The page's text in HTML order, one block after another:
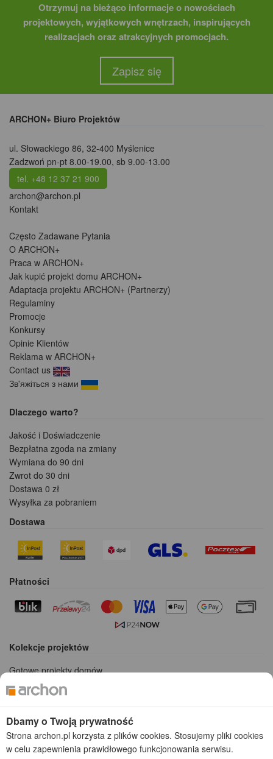
Otrzymuj na bieżąco informacje o nowościach
projektowych, wyjątkowych wnętrzach, inspirujących
realizacjach oraz atrakcyjnych promocjach.
Zapisz się
ARCHON+ Biuro Projektów
ul. Słowackiego 86, 32-400 Myślenice
Zadzwoń pn-pt 8.00-19.00, sb 9.00-13.00
tel. +48 12 37 21 900
archon@archon.pl
Kontakt
Często Zadawane Pytania
O ARCHON+
Praca w ARCHON+
Jak kupić projekt domu ARCHON+
Adaptacja projektu ARCHON+ (Partnerzy)
Regulaminy
Promocje
Konkursy
Opinie Klientów
Reklama w ARCHON+
Contact us
Зв'яжіться з нами
Dlaczego warto?
Jakość i Doświadczenie
Bezpłatna zgoda na zmiany
Wymiana do 90 dni
Zwrot do 30 dni
Dostawa 0 zł
Wysyłka za pobraniem
Dostawa
Płatności
Kolekcje projektów
Gotowe projekty domów
Projekty domów tanich w budowie
Projekty domów szeregowych
Projekty małych domów (do 150 m2)
Projekty domów wielorodzinnych
Projekty domów bliźniaczych
Projekty domów nowoczesnych
Dbamy o Twoją prywatność
Strona archon.pl korzysta z plików cookies. Stosujemy pliki cookies
w celu zapewnienia prawidłowego funkcjonowania serwisu.